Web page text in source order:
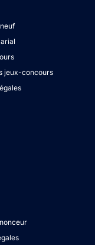
jeux-concours